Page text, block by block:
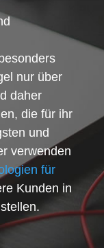
nur über
daher
die für ihr
und
verwenden
für
Kunden in